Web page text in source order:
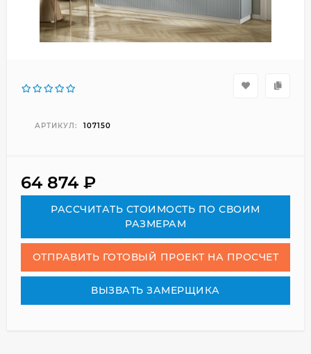
АРТИКУЛ: 107150
64 874 ₽
РАСCЧИТАТЬ СТОИМОСТЬ ПО СВОИМ
РАЗМЕРАМ
ОТПРАВИТЬ ГОТОВЫЙ ПРОЕКТ НА ПРОСЧЕТ
ВЫЗВАТЬ ЗАМЕРЩИКА